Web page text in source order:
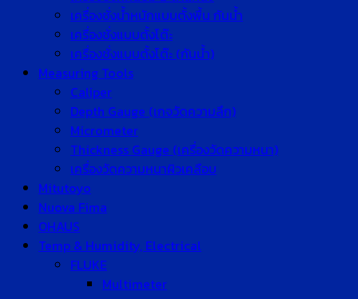
เครื่องชั่งน้ำหนักแบบตั้งพื้น กันน้ำ
เครื่องชั่งแบบตั้งโต๊ะ
เครื่องชั่งแบบตั้งโต๊ะ (กันน้ำ)
Measuring Tools
Caliper
Depth Gauge (เกจวัดความลึก)
Micrometer
Thickness Gauge (เครื่องวัดความหนา)
เครื่องวัดความหนาผิวเคลือบ
Mitutoyo
Nuova Fima
OHAUS
Temp & Humidity, Electrical
FLUKE
Multimeter